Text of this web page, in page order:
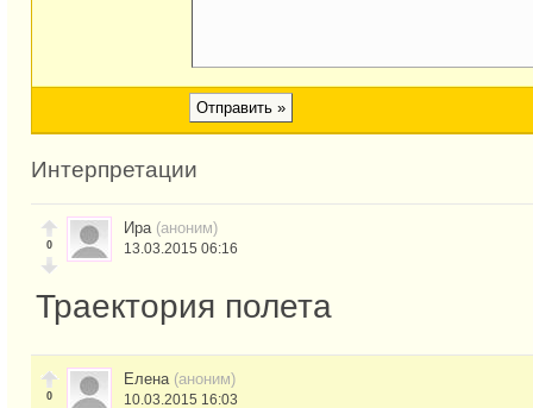
Интерпретации
0
Ира (аноним)
13.03.2015 06:16
Траектория полета
0
Елена (аноним)
10.03.2015 16:03